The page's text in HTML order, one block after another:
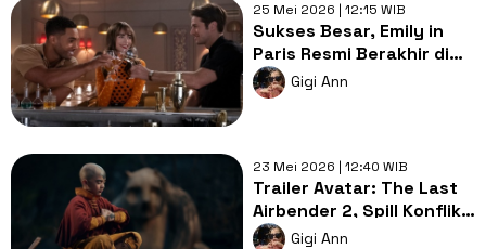
25 Mei 2026 | 12:15 WIB
Sukses Besar, Emily in
Paris Resmi Berakhir di
Season 6
Gigi Ann
23 Mei 2026 | 12:40 WIB
Trailer Avatar: The Last
Airbender 2, Spill Konflik
Baru Aang dan Guru Baru
Gigi Ann